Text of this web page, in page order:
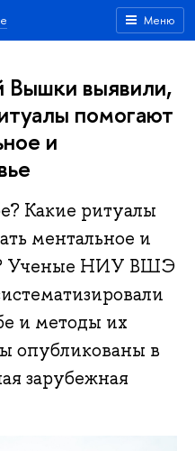
Меню
Вышки выявили,
помогают
и
Какие ритуалы
ментальное и
Ученые НИУ ВШЭ
и методы их
опубликованы в
зарубежная